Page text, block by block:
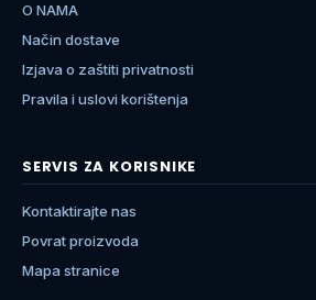
O NAMA
Način dostave
Izjava o zaštiti privatnosti
Pravila i uslovi korištenja
SERVIS ZA KORISNIKE
Kontaktirajte nas
Povrat proizvoda
Mapa stranice